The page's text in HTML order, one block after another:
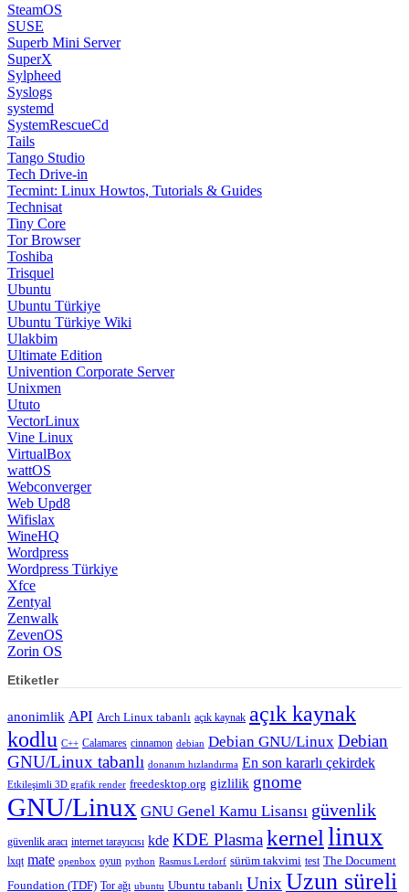
SteamOS
SUSE
Superb Mini Server
SuperX
Sylpheed
Syslogs
systemd
SystemRescueCd
Tails
Tango Studio
Tech Drive-in
Tecmint: Linux Howtos, Tutorials & Guides
Technisat
Tiny Core
Tor Browser
Toshiba
Trisquel
Ubuntu
Ubuntu Türkiye
Ubuntu Türkiye Wiki
Ulakbim
Ultimate Edition
Univention Corporate Server
Unixmen
Ututo
VectorLinux
Vine Linux
VirtualBox
wattOS
Webconverger
Web Upd8
Wifislax
WineHQ
Wordpress
Wordpress Türkiye
Xfce
Zentyal
Zenwalk
ZevenOS
Zorin OS
Etiketler
anonimlik API Arch Linux tabanlı açık kaynak açık kaynak
kodlu C++ Calamares cinnamon debian Debian GNU/Linux Debian
GNU/Linux tabanlı donanım hızlandırma En son kararlı çekirdek
Etkileşimli 3D grafik render freedesktop.org gizlilik gnome
GNU/Linux GNU Genel Kamu Lisansı güvenlik
güvenlik aracı internet tarayıcısı kde KDE Plasmakernel linux
lxqt mate openbox oyun python Rasmus Lerdorf sürüm takvimi test The Document
Foundation (TDF) Tor ağı ubuntu Ubuntu tabanlı Unix Uzun süreli